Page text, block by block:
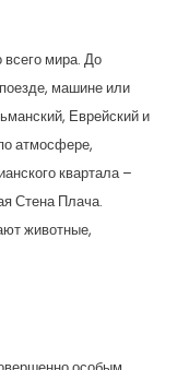
мира. До
машине или
Еврейский и
атмосфере,
квартала –
Стена Плача.
животные,